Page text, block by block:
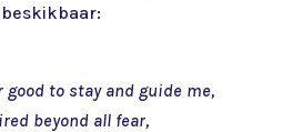
good to stay and guide me,
beyond all fear,